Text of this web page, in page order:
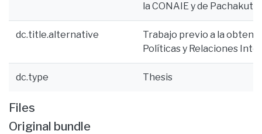
la CONAIE y de Pachakutik
dc.title.alternative
Trabajo previo a la
Políticas y Relaciones
dc.type Thesis
Files
Original bundle